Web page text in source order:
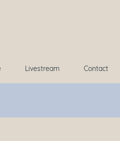
Livestream Contact